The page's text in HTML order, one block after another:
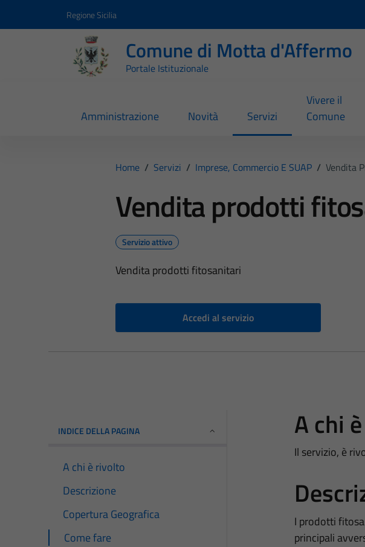
Regione Sicilia
Comune di Motta d'Affermo
Portale Istituzionale
Amministrazione Novità Servizi
Vivere il
Comune
Home / Servizi / Imprese, Commercio E SUAP / Vendita
Vendita prodotti
Servizio attivo
Vendita prodotti fitosanitari
Accedi al servizio
INDICE DELLA PAGINA
A chi è rivolto
Descrizione
Copertura Geografica
Come fare
A chi
Il servizio, è
I prodotti
principali